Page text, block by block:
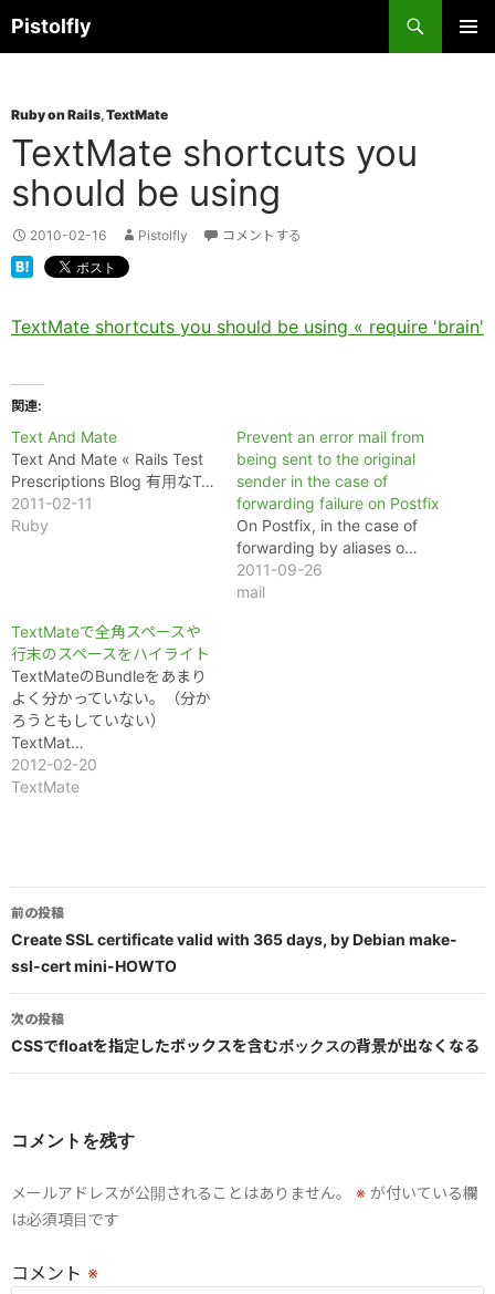
ン
ツ
へ
キ
ッ
プ
Pistolfly
索
Ruby on Rails,TextMate
TextMate shortcuts you
should be using
2010-02-16 Pistolfly コメントする
TextMate shortcuts you should be using « require 'brain'
関連
Text And Mate
Text And Mate « Rails Test
Prescriptions Blog 有用なT…
2011-02-11
Ruby
Prevent an error mail from
being sent to the original
sender in the case of
forwarding failure on Postfix
On Postfix, in the case of
forwarding by aliases o…
2011-09-26
mail
TextMateで全角スペースや
行末のスペースをハイライト
TextMateのBundleをあまり
よく分かっていない。（分か
ろうともしていない）
TextMat…
2012-02-20
TextMate
投
稿
ナ
ビ
ゲ
シ
ン
前の投稿
Create SSL certificate valid with 365 days, by Debian make-
ssl-cert mini-HOWTO
次の投稿
CSSでfloatを指定したボックスを含むボックスの背景が出なくなる
コメントを残す
メールアドレスが公開されることはありません。 ※ が付いている欄
は必須項目です
コメント ※